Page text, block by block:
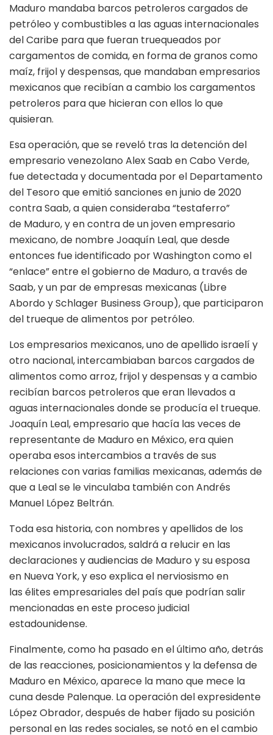
Maduro mandaba barcos petroleros cargados de
petróleo y combustibles a las aguas internacionales
del Caribe para que fueran truequeados por
cargamentos de comida, en forma de granos como
maíz, frijol y despensas, que mandaban empresarios
mexicanos que recibían a cambio los cargamentos
petroleros para que hicieran con ellos lo que
quisieran.
Esa operación, que se reveló tras la detención del
empresario venezolano Alex Saab en Cabo Verde,
fue detectada y documentada por el Departamento
del Tesoro que emitió sanciones en junio de 2020
contra Saab, a quien consideraba “testaferro”
de Maduro, y en contra de un joven empresario
mexicano, de nombre Joaquín Leal, que desde
entonces fue identificado por Washington como el
“enlace” entre el gobierno de Maduro, a través de
Saab, y un par de empresas mexicanas (Libre
Abordo y Schlager Business Group), que participaron
del trueque de alimentos por petróleo.
Los empresarios mexicanos, uno de apellido israelí y
otro nacional, intercambiaban barcos cargados de
alimentos como arroz, frijol y despensas y a cambio
recibían barcos petroleros que eran llevados a
aguas internacionales donde se producía el trueque.
Joaquín Leal, empresario que hacía las veces de
representante de Maduro en México, era quien
operaba esos intercambios a través de sus
relaciones con varias familias mexicanas, además de
que a Leal se le vinculaba también con Andrés
Manuel López Beltrán.
Toda esa historia, con nombres y apellidos de los
mexicanos involucrados, saldrá a relucir en las
declaraciones y audiencias de Maduro y su esposa
en Nueva York, y eso explica el nerviosismo en
las élites empresariales del país que podrían salir
mencionadas en este proceso judicial
estadounidense.
Finalmente, como ha pasado en el último año, detrás
de las reacciones, posicionamientos y la defensa de
Maduro en México, aparece la mano que mece la
cuna desde Palenque. La operación del expresidente
López Obrador, después de haber fijado su posición
personal en las redes sociales, se notó en el cambio